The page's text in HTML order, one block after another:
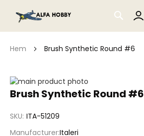
SEARCH
Hem Brush Synthetic Round #6
Brush Synthetic Round #6
SKU ITA-51209
ManufacturerItaleri
Hoppa
till
bildgalleriet
Hoppa
av
bildgalleriet